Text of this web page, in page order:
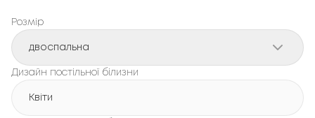
Розмір
двоспальна
Дизайн постільної білизни
Квіти